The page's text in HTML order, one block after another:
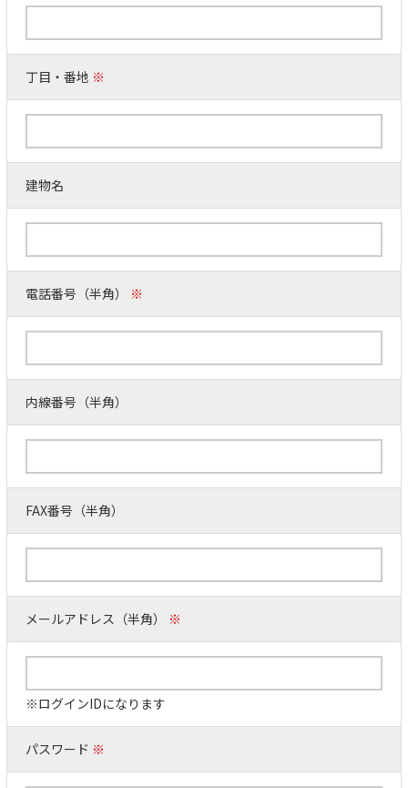
丁目・番地 ※
建物名
電話番号（半角） ※
内線番号（半角）
FAX番号（半角）
メールアドレス（半角） ※
※ログインIDになります
パスワード ※